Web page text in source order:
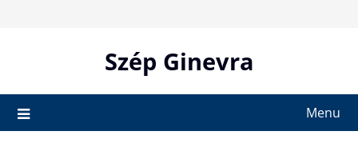
Szép Ginevra
Menu